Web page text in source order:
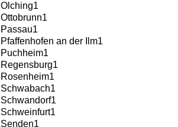
Olching1
Ottobrunn1
Passau1
Pfaffenhofen an der Ilm1
Puchheim1
Regensburg1
Rosenheim1
Schwabach1
Schwandorf1
Schweinfurt1
Senden1